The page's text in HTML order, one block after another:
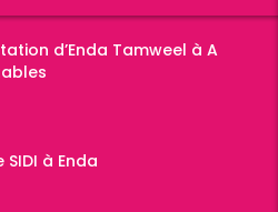
d’Enda Tamweel à A
à Enda